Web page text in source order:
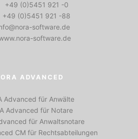
+49 (0)5451 921 -0
+49 (0)5451 921 -88
software.de
software.de
ADVANCED
Advanced für Anwälte
Advanced für Notare
für Anwaltsnotare
CM für Rechtsabteilungen